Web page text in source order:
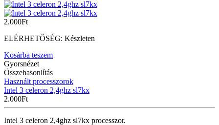
2.000Ft
ELÉRHETŐSÉG: Készleten
Kosárba teszem
Gyorsnézet
Összehasonlítás
Használt processzorok
Intel 3 celeron 2,4ghz sl7kx
2.000Ft
Intel 3 celeron 2,4ghz sl7kx processzor.